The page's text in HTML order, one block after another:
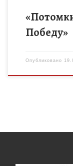
Победу»
Опубликовано